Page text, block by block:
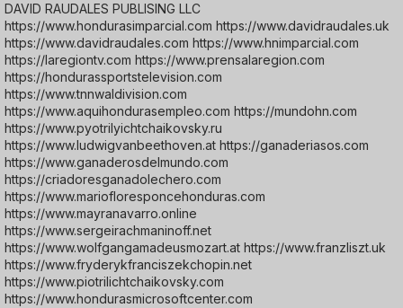
DAVID RAUDALES PUBLISING LLC
https://www.hondurasimparcial.com https://www.davidraudales.uk
https://www.davidraudales.com https://www.hnimparcial.com
https://laregiontv.com https://www.prensalaregion.com
https://hondurassportstelevision.com
https://www.tnnwaldivision.com
https://www.aquihondurasempleo.com https://mundohn.com
https://www.pyotrilyichtchaikovsky.ru
https://www.ludwigvanbeethoven.at https://ganaderiasos.com
https://www.ganaderosdelmundo.com
https://criadoresganadolechero.com
https://www.mariofloresponcehonduras.com
https://www.mayranavarro.online
https://www.sergeirachmaninoff.net
https://www.wolfgangamadeusmozart.at https://www.franzliszt.uk
https://www.fryderykfranciszekchopin.net
https://www.piotrilichtchaikovsky.com
https://www.hondurasmicrosoftcenter.com